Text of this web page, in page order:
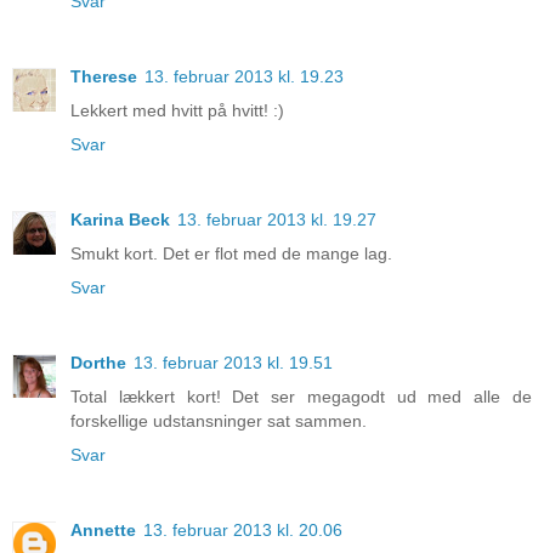
Therese 13. februar 2013 kl. 19.23
Lekkert med hvitt på hvitt! :)
Svar
Karina Beck 13. februar 2013 kl. 19.27
Smukt kort. Det er flot med de mange lag.
Svar
Dorthe 13. februar 2013 kl. 19.51
Total lækkert kort! Det ser megagodt ud med alle de
forskellige udstansninger sat sammen.
Svar
Annette 13. februar 2013 kl. 20.06